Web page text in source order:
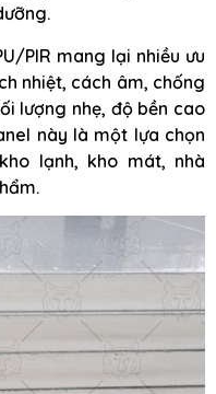
PIR mang lại nhiều ưu
nhiệt, cách âm, chống
lượng nhẹ, độ bền cao
này là một lựa chọn
lạnh, kho mát, nhà